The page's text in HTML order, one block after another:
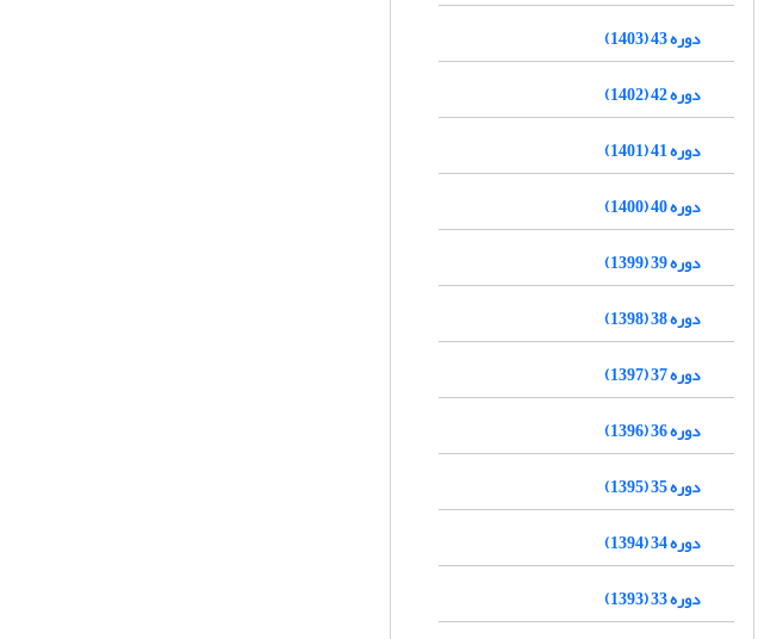
دوره 43 (1403)
دوره 42 (1402)
دوره 41 (1401)
دوره 40 (1400)
دوره 39 (1399)
دوره 38 (1398)
دوره 37 (1397)
دوره 36 (1396)
دوره 35 (1395)
دوره 34 (1394)
دوره 33 (1393)